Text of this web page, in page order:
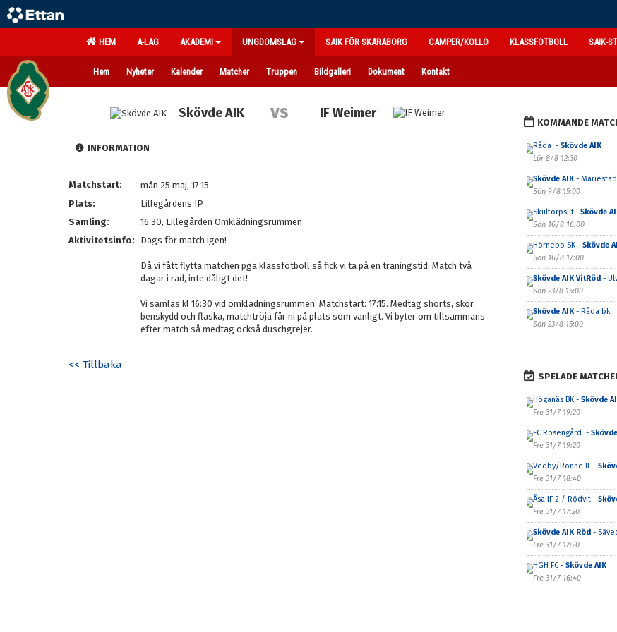
HEM A-LAG AKADEMI UNGDOMSLAG SAIK FÖR SKARABORG CAMPER/KOLLO KLASSFOTBOLL SAIK-
Hem Nyheter Kalender Matcher Truppen Bildgalleri Dokument Kontakt
Skövde AIK vs IF Weimer
INFORMATION
Matchstart:
mån 25 maj, 17:15
Plats:
Lillegårdens IP
Samling:
16:30, Lillegården Omklädningsrummen
Aktivitetsinfo:
Dags för match igen!
Då vi fått flytta matchen pga klassfotboll så fick vi ta på en träningstid. Match två
dagar i rad, inte dåligt det!
Vi samlas kl 16:30 vid omklädningsrummen. Matchstart: 17:15. Medtag shorts, skor,
benskydd och flaska, matchtröja får ni på plats som vanligt. Vi byter om tillsammans
efter match så medtag också duschgrejer.
<< Tillbaka
KOMMANDE
Råda - Skövde AIK
Lör 8/8 12:30
Skövde AIK-
Sön 9/8 15:00
Skultorps if - Skövde
Sön 16/8 16:00
Hörnebo SK - Skövde
Sön 16/8 17:00
Skövde AIK VitRöd-
Sön 23/8 15:00
Skövde AIK- Råda bk
Sön 23/8 15:00
SPELADE
Höganäs BK - Skövde
Fre 31/7 19:20
FC Rosengård -
Fre 31/7 19:20
Vedby/Rönne IF -
Fre 31/7 18:40
Åsa IF 2 / Rödvit -
Fre 31/7 17:20
Skövde AIK Röd-
Fre 31/7 17:20
HGH FC - Skövde AIK
Fre 31/7 16:40